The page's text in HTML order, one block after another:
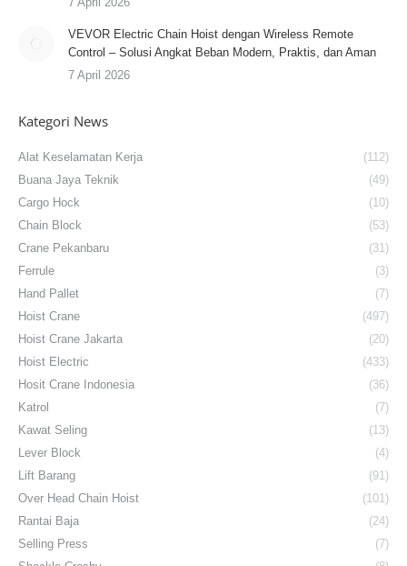
VEVOR Electric Chain Hoist dengan Wireless Remote
Control – Solusi Angkat Beban Modern, Praktis, dan Aman
7 April 2026
Kategori News
Alat Keselamatan Kerja
(112)
Buana Jaya Teknik
(49)
Cargo Hock
(10)
Chain Block
(53)
Crane Pekanbaru
(31)
Ferrule
(3)
Hand Pallet
(7)
Hoist Crane
(497)
Hoist Crane Jakarta
(20)
Hoist Electric
(433)
Hosit Crane Indonesia
(36)
Katrol
(7)
Kawat Seling
(13)
Lever Block
(4)
Lift Barang
(91)
Over Head Chain Hoist
(101)
Rantai Baja
(24)
Selling Press
(7)